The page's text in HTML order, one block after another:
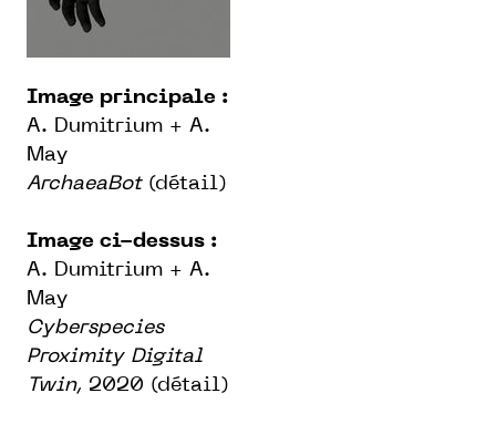
Image principale :
A. Dumitrium + A.
May
ArchaeaBot(détail)
Image ci-dessus :
A. Dumitrium + A.
May
Cyberspecies
Proximity Digital
Twin, 2020 (détail)